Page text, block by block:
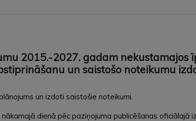
2015.-2027. gadam nekustamajos
un saistošo noteikumu
un izdoti saistošie noteikumi.
dienā pēc paziņojuma publicēšanas oficiālajā